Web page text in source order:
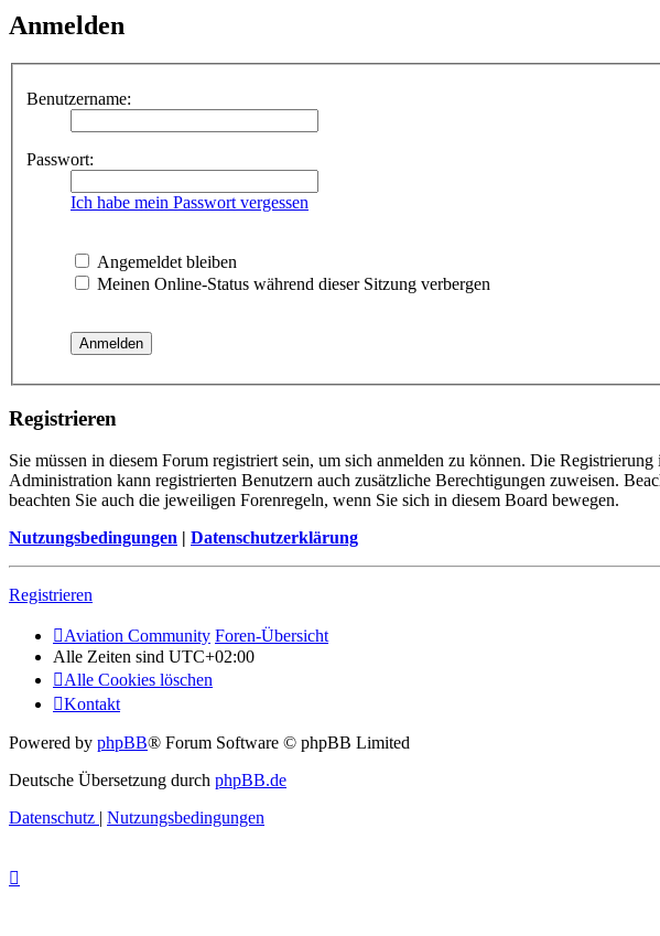
Anmelden
Benutzername:
Passwort:
Ich habe mein Passwort vergessen
Angemeldet bleiben
Meinen Online-Status während dieser Sitzung verbergen
Registrieren
Sie müssen in diesem Forum registriert sein, um sich anmelden zu können. Die
Administration kann registrierten Benutzern auch zusätzliche Berechtigungen zuweisen.
beachten Sie auch die jeweiligen Forenregeln, wenn Sie sich in diesem Board bewegen.
Nutzungsbedingungen | Datenschutzerklärung
Registrieren
Aviation Community Foren-Übersicht
Alle Zeiten sind UTC+02:00
Alle Cookies löschen
Kontakt
Powered by phpBB® Forum Software © phpBB Limited
Deutsche Übersetzung durch phpBB.de
Datenschutz | Nutzungsbedingungen